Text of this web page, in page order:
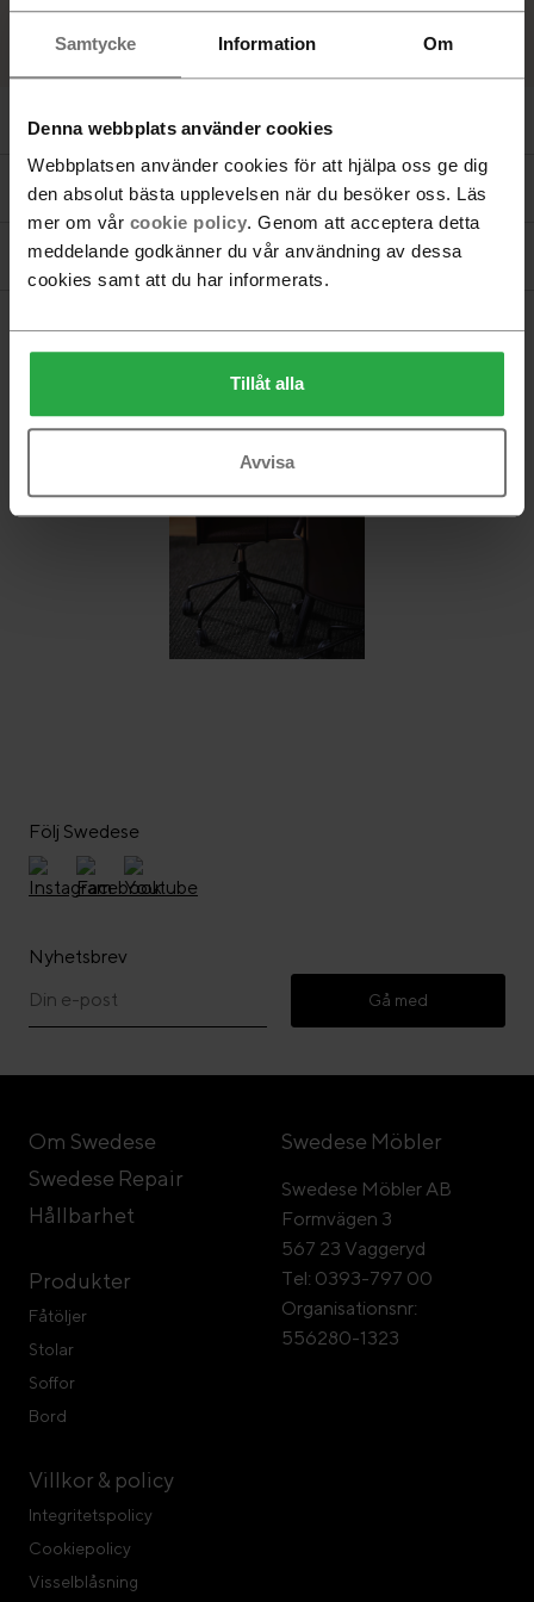
Samtycke Information Om
Denna webbplats använder cookies
Webbplatsen använder cookies för att hjälpa oss ge dig
den absolut bästa upplevelsen när du besöker oss. Läs
mer om vår cookie policy. Genom att acceptera detta
meddelande godkänner du vår användning av dessa
cookies samt att du har informerats.
Tillåt alla
Avvisa
Produktinformation
Föreskrivande & hållbarhetsdokument
CAD-filer
Följ Swedese
Nyhetsbrev
Gå med
Om Swedese
Swedese Repair
Hållbarhet
Produkter
Fåtöljer
Stolar
Soffor
Bord
Villkor & policy
Integritetspolicy
Cookiepolicy
Visselblåsning
Swedese Möbler
Swedese Möbler AB
Formvägen 3
567 23 Vaggeryd
Tel: 0393-797 00
Organisationsnr:
556280-1323